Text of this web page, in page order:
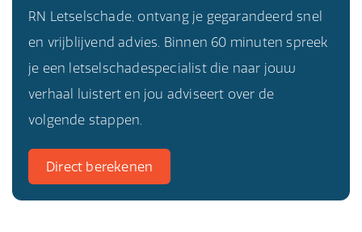
RN Letselschade, ontvang je gegarandeerd snel
en vrijblijvend advies. Binnen 60 minuten spreek
je een letselschadespecialist die naar jouw
verhaal luistert en jou adviseert over de
volgende stappen.
Direct berekenen